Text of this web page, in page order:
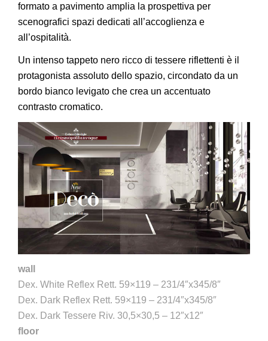
formato a pavimento amplia la prospettiva per
scenografici spazi dedicati all’accoglienza e
all’ospitalità.
Un intenso tappeto nero ricco di tessere riflettenti è il
protagonista assoluto dello spazio, circondato da un
bordo bianco levigato che crea un accentuato
contrasto cromatico.
wall
Dex. White Reflex Rett. 59×119 – 231/4″x345/8″
Dex. Dark Reflex Rett. 59×119 – 231/4″x345/8″
Dex. Dark Tessere Riv. 30,5×30,5 – 12″x12″
floor